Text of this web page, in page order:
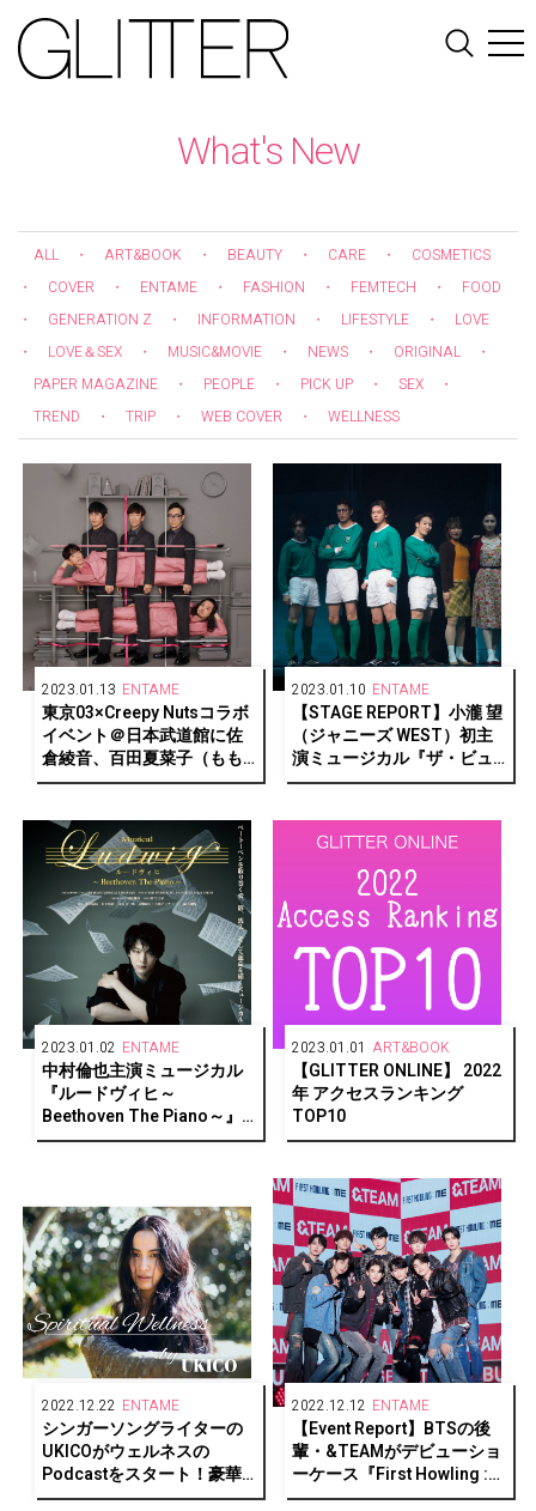
What's New
ALL ・ ART&BOOK ・ BEAUTY ・ CARE ・
COSMETICS
・
COVER ・ ENTAME ・ FASHION ・ FEMTECH ・
FOOD
・
GENERATION Z ・ INFORMATION ・ LIFESTYLE ・
LOVE
・
LOVE＆SEX ・ MUSIC&MOVIE ・ NEWS ・ ORIGINAL
・
PAPER MAGAZINE
・ PEOPLE ・ PICK UP ・ SEX
・
TREND
・ TRIP ・ WEB COVER ・ WELLNESS
2023.01.13 ENTAME
東京03×Creepy Nutsコラボ
イベント＠日本武道館に佐
倉綾音、百田夏菜子（もも
いろクローバーZ）、吉住の
2023.01.10 ENTAME
【STAGE REPORT】小瀧 望
（ジャニーズ WEST）初主
演ミュージカル『ザ・ビュ
ーティフル・ゲーム』運命
く若者たちの鮮烈な物語
2023.01.02 ENTAME
中村倫也主演ミュージカル
『ルードヴィヒ～
Beethoven The Piano～』
映画館での上映が決定！
2023.01.01 ART&BOOK
【GLITTER ONLINE】 2022
年 アクセスランキング
TOP10
2022.12.22 ENTAME
シンガーソングライターの
UKICOがウェルネスの
Podcastをスタート！豪華
ゲストも登場
2022.12.12 ENTAME
【Event Report】BTSの後
輩・&TEAMがデビューショ
ーケース『First Howling :
ME』開催！